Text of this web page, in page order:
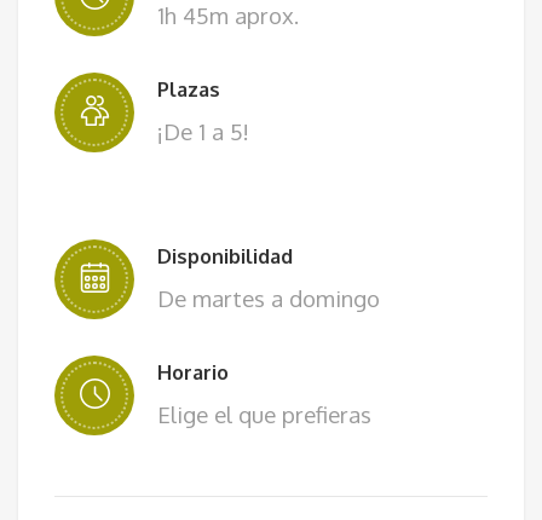
1h 45m aprox.
Plazas
¡De 1 a 5!
Disponibilidad
De martes a domingo
Horario
Elige el que prefieras